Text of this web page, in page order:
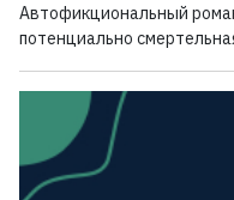
Автофикциональный
потенциально